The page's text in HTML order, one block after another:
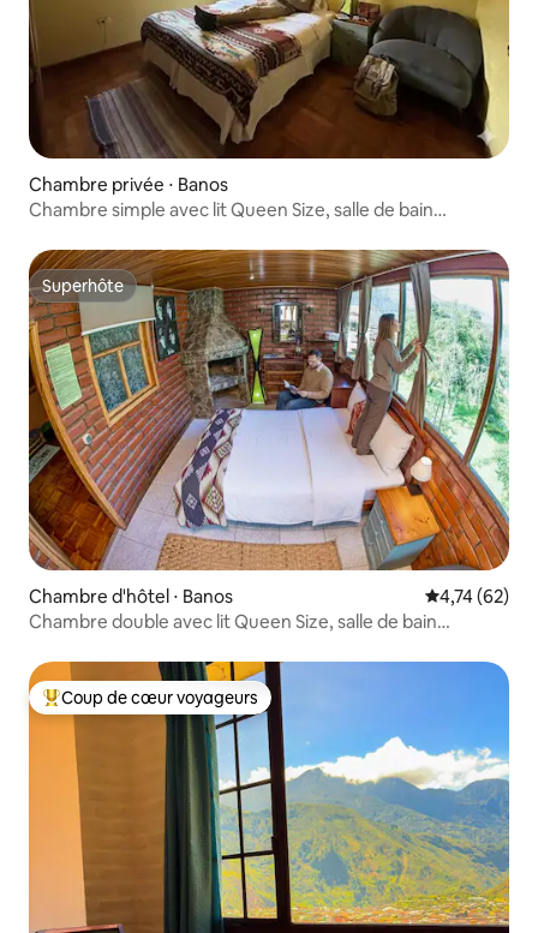
Chambre privée ⋅ Banos
Chambre simple avec lit Queen Size, salle de bain
Superhôte
Superhôte
Chambre d'hôtel ⋅ Banos Évaluation
4,74 (62)
Chambre double avec lit Queen Size, salle de bain
Coups de cœur voyageurs les plus appréciés
Coup de cœur voyageurs